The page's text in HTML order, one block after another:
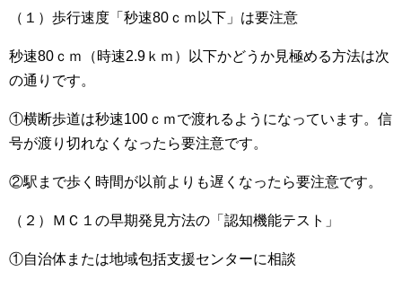
（１）歩行速度「秒速80ｃｍ以下」は要注意
秒速80ｃｍ（時速2.9ｋｍ）以下かどうか見極める方法は次
の通りです。
①横断歩道は秒速100ｃｍで渡れるようになっています。信
号が渡り切れなくなったら要注意です。
②駅まで歩く時間が以前よりも遅くなったら要注意です。
（２）ＭＣ１の早期発見方法の「認知機能テスト」
①自治体または地域包括支援センターに相談